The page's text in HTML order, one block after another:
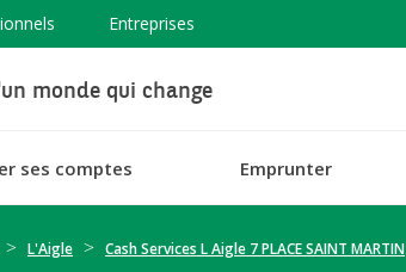
Entreprises
monde qui change
ses comptes Emprunter
L'Aigle Cash Services L Aigle 7 PLACE SAINT MARTIN